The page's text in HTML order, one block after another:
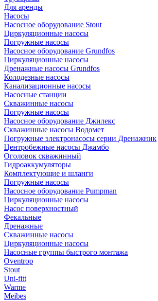
Для аренды
Насосы
Насосное оборудование Stout
Циркуляционные насосы
Погружные насосы
Насосное оборудование Grundfos
Циркуляционные насосы
Дренажные насосы Grundfos
Колодезные насосы
Канализационные насосы
Насосные станции
Скважинные насосы
Погружные насосы
Насосное оборудование Джилекс
Скважинные насосы Водомет
Погружные электронасосы серии Дренажник
Центробежные насосы Джамбо
Оголовок скважинный
Гидроаккумуляторы
Комплектующие и шланги
Погружные насосы
Насосное оборудование Pumpman
Циркуляционные насосы
Насос поверхностный
Фекальные
Дренажные
Скважинные насосы
Циркуляционные насосы
Насосные группы быстрого монтажа
Oventrop
Stout
Uni-fitt
Warme
Meibes